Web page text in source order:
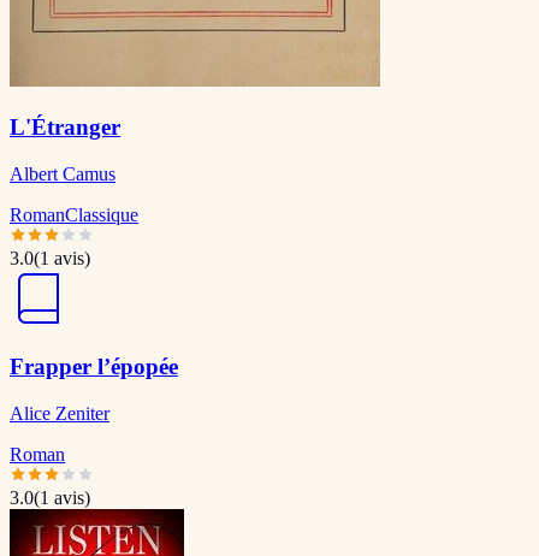
L'Étranger
Albert Camus
RomanClassique
3.0(1 avis)
Frapper l’épopée
Alice Zeniter
Roman
3.0(1 avis)